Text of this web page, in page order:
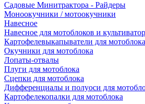
Садовые Минитрактора - Райдеры
Моноокучники / мотоокучники
Навесное
Навесное для мотоблоков и
Картофелевыкапыватели для мотоблока
Окучники для мотоблока
Лопаты-отвалы
Плуги для мотоблока
Сцепки для мотоблока
Дифференциалы и полуоси для
Картофелекопалки для мотоблока